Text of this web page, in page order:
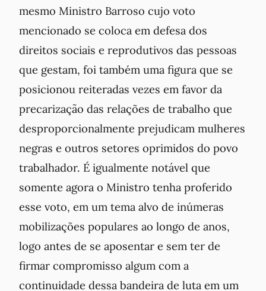
mesmo Ministro Barroso cujo voto
mencionado se coloca em defesa dos
direitos sociais e reprodutivos das pessoas
que gestam, foi também uma figura que se
posicionou reiteradas vezes em favor da
precarização das relações de trabalho que
desproporcionalmente prejudicam mulheres
negras e outros setores oprimidos do povo
trabalhador. É igualmente notável que
somente agora o Ministro tenha proferido
esse voto, em um tema alvo de inúmeras
mobilizações populares ao longo de anos,
logo antes de se aposentar e sem ter de
firmar compromisso algum com a
continuidade dessa bandeira de luta em um